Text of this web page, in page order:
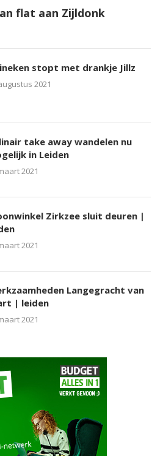
flat aan Zijldonk
stopt met drankje Jillz
2021
take away wandelen nu
in Leiden
2021
Zirkzee sluit deuren |
2021
Langegracht van
| leiden
2021